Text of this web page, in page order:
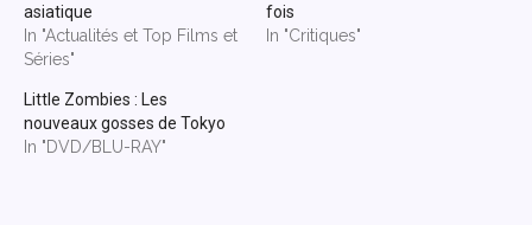
asiatique
In "Actualités et Top Films et
Séries"
fois
In "Critiques"
Little Zombies : Les
nouveaux gosses de Tokyo
In "DVD/BLU-RAY"